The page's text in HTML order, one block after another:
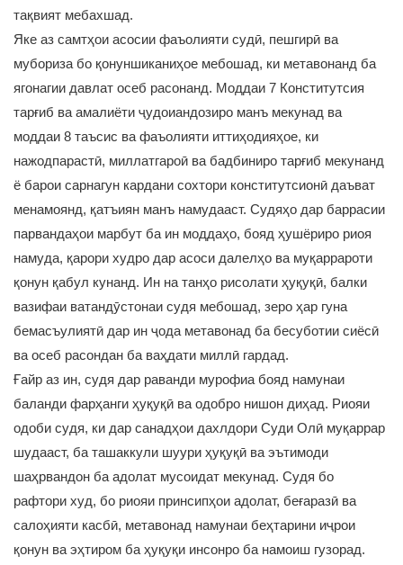
тақвият мебахшад.
Яке аз самтҳои асосии фаъолияти судӣ, пешгирӣ ва
мубориза бо қонуншиканиҳое мебошад, ки метавонанд ба
ягонагии давлат осеб расонанд. Моддаи 7 Конститутсия
тарғиб ва амалиёти ҷудоиандозиро манъ мекунад ва
моддаи 8 таъсис ва фаъолияти иттиҳодияҳое, ки
нажодпарастӣ, миллатгароӣ ва бадбиниро тарғиб мекунанд
ё барои сарнагун кардани сохтори конститутсионӣ даъват
менамоянд, қатъиян манъ намудааст. Судяҳо дар баррасии
парвандаҳои марбут ба ин моддаҳо, бояд ҳушёриро риоя
намуда, қарори худро дар асоси далелҳо ва муқаррароти
қонун қабул кунанд. Ин на танҳо рисолати ҳуқуқӣ, балки
вазифаи ватандӯстонаи судя мебошад, зеро ҳар гуна
бемасъулиятӣ дар ин ҷода метавонад ба бесуботии сиёсӣ
ва осеб расондан ба ваҳдати миллӣ гардад.
Ғайр аз ин, судя дар раванди мурофиа бояд намунаи
баланди фарҳанги ҳуқуқӣ ва одобро нишон диҳад. Риояи
одоби судя, ки дар санадҳои дахлдори Суди Олӣ муқаррар
шудааст, ба ташаккули шуури ҳуқуқӣ ва эътимоди
шаҳрвандон ба адолат мусоидат мекунад. Судя бо
рафтори худ, бо риояи принсипҳои адолат, беғаразӣ ва
салоҳияти касбӣ, метавонад намунаи беҳтарини иҷрои
қонун ва эҳтиром ба ҳуқуқи инсонро ба намоиш гузорад.